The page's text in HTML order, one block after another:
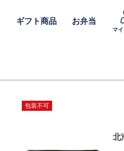
ギフト商品 お弁当
マ
包装不可
北